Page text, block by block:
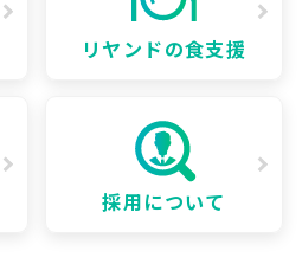
リヤンドの食支援
採用について